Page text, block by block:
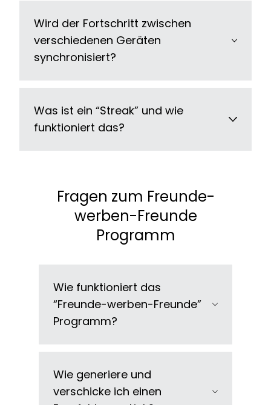
Wird der Fortschritt zwischen
verschiedenen Geräten
synchronisiert?
Was ist ein “Streak” und wie
funktioniert das?
Fragen zum Freunde-
werben-Freunde
Programm
Wie funktioniert das
“Freunde-werben-Freunde”
Programm?
Wie generiere und
verschicke ich einen